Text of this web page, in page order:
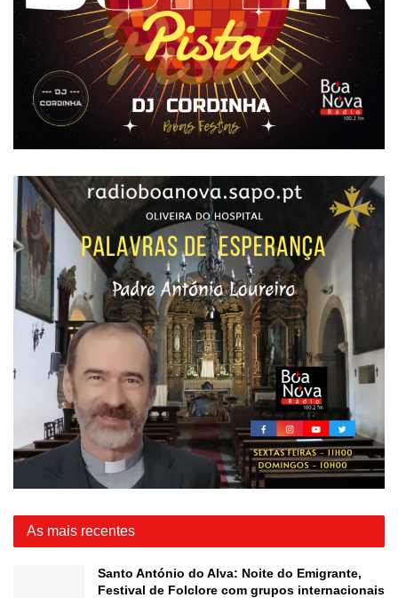
As mais recentes
Santo António do Alva: Noite do Emigrante,
Festival de Folclore com grupos internacionais